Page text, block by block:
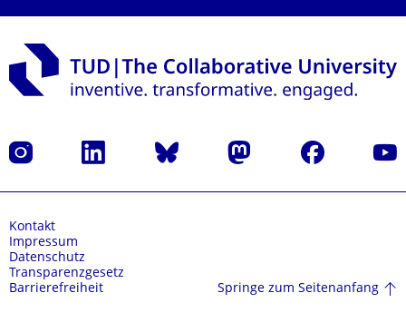
Instagram LinkedIn Bluesky Mastodon Facebook
Kontakt
Impressum
Datenschutz
Transparenzgesetz
Barrierefreiheit
Springe zum Seitenanfang